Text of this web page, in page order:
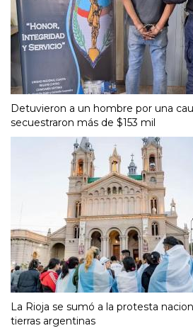
Detuvieron a un hombre por una
secuestraron más de $153 mil
La Rioja se sumó a la protesta
tierras argentinas